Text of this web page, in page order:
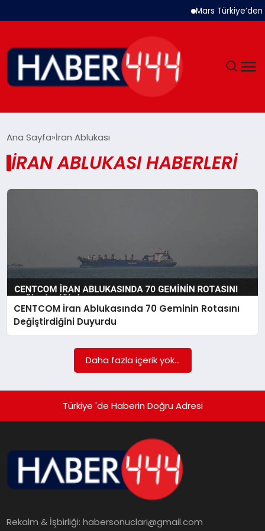
Mars Türkiye’den
SIYASET
DÜNYA
TEKNOLOJI
MAGAZIN
Ana Sayfa İran Ablukası
İRAN ABLUKASI HABERLERI
CENTCOM İran Ablukasında 70 Geminin Rotasını
Değiştirdiğini Duyurdu
Daha fazla içerik yok...
Türkiye 'de Haberin Doğru Adresi
Rekalm & İşbirliği:habersonuclari@gmail.com